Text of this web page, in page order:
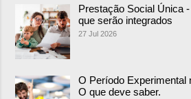
Prestação Social Única
que serão integrados
27 Jul 2026
O Período Experimental
O que deve saber.